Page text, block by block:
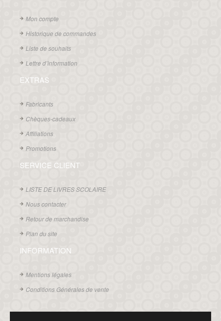
Mon compte
Historique de commandes
Liste de souhaits
Lettre d’information
EXTRAS
Fabricants
Chèques-cadeaux
Affiliations
Promotions
SERVICE CLIENT
LISTE DE LIVRES SCOLAIRE
Nous contacter
Retour de marchandise
Plan du site
INFORMATION
Mentions légales
Conditions Générales de vente